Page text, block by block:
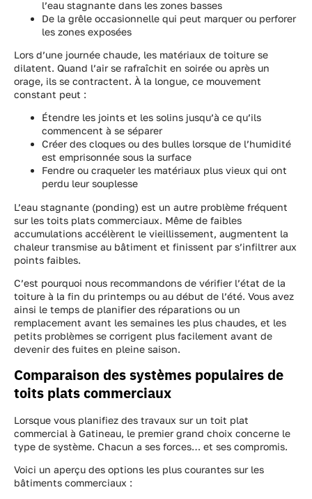
l’eau stagnante dans les zones basses
De la grêle occasionnelle qui peut marquer ou perforer
les zones exposées
Lors d’une journée chaude, les matériaux de toiture se
dilatent. Quand l’air se rafraîchit en soirée ou après un
orage, ils se contractent. À la longue, ce mouvement
constant peut :
Étendre les joints et les solins jusqu’à ce qu’ils
commencent à se séparer
Créer des cloques ou des bulles lorsque de l’humidité
est emprisonnée sous la surface
Fendre ou craqueler les matériaux plus vieux qui ont
perdu leur souplesse
L’eau stagnante (ponding) est un autre problème fréquent
sur les toits plats commerciaux. Même de faibles
accumulations accélèrent le vieillissement, augmentent la
chaleur transmise au bâtiment et finissent par s’infiltrer aux
points faibles.
C’est pourquoi nous recommandons de vérifier l’état de la
toiture à la fin du printemps ou au début de l’été. Vous avez
ainsi le temps de planifier des réparations ou un
remplacement avant les semaines les plus chaudes, et les
petits problèmes se corrigent plus facilement avant de
devenir des fuites en pleine saison.
Comparaison des systèmes populaires de
toits plats commerciaux
Lorsque vous planifiez des travaux sur un toit plat
commercial à Gatineau, le premier grand choix concerne le
type de système. Chacun a ses forces… et ses compromis.
Voici un aperçu des options les plus courantes sur les
bâtiments commerciaux :